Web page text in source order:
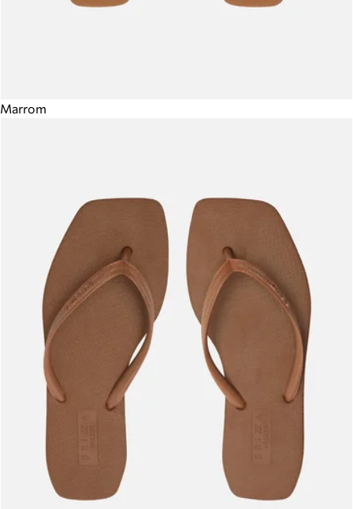
Marrom